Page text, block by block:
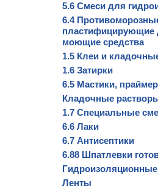
5.6 Смеси для
6.4
пластифицирующие
моющие средства
1.5 Клеи и
1.6 Затирки
6.5 Мастики,
Кладочные
1.7 Специальные
6.6 Лаки
6.7 Антисептики
6.88 Шпатлевки
Ленты